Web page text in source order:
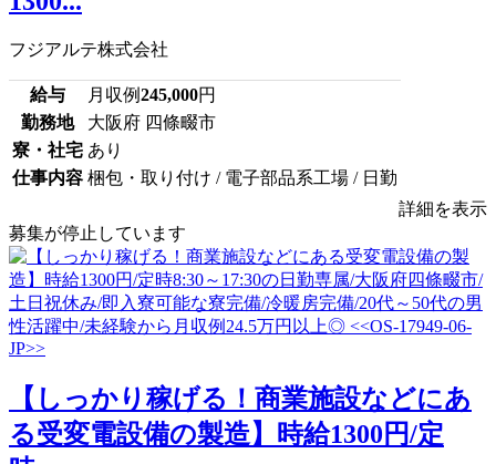
フジアルテ株式会社
給与 月収例245,000円
勤務地
大阪府 四條畷市
寮・社宅 あり
仕事内容 梱包・取り付け / 電子部品系工場 / 日勤
詳細を表示
募集が停止しています
【しっかり稼げる！商業施設などにあ
る受変電設備の製造】時給1300円/定